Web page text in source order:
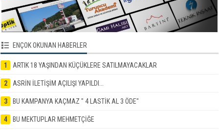
ENÇOK OKUNAN HABERLER
1 ARTIK 18 YAŞINDAN KÜÇÜKLERE SATILMAYACAKLAR
2 ASRİN İLETİŞİM AÇILIŞI YAPILDI...
3 BU KAMPANYA KAÇMAZ " 4 LASTİK AL 3 ÖDE"
4 BU MEKTUPLAR MEHMETÇİĞE